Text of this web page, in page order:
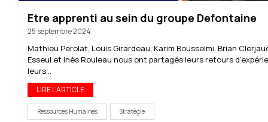
Etre apprenti au sein du groupe Defontaine
25 septembre 2024
Mathieu Perolat, Louis Girardeau, Karim Bousselmi, Brian
Esseul et Inès Rouleau nous ont partagés leurs retours
leurs...
LIRE L'ARTICLE
Ressources Humaines Stratégie